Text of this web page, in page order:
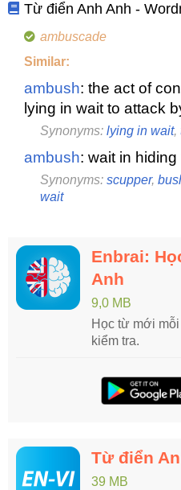
Từ điển Anh Anh -
ambuscade
Similar:
ambush: the act of
lying in wait to attack
Synonyms: lying in wait,
ambush: wait in
Synonyms: scupper,
wait
Enbrai:
Anh
9,0 MB
Học từ mới
kiểm tra.
Từ điển
39 MB